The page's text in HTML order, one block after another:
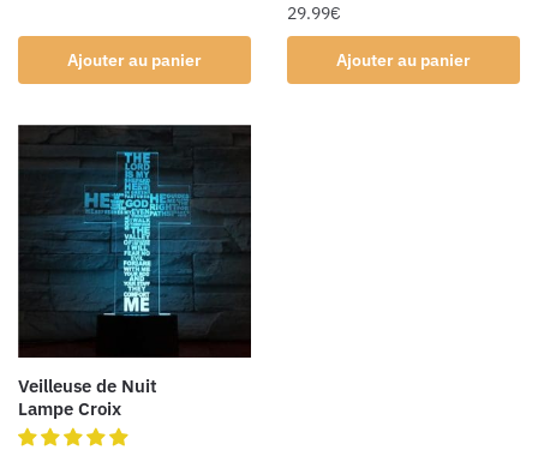
Ajouter au panier
29.99€
Ajouter au panier
Veilleuse de Nuit
Lampe Croix